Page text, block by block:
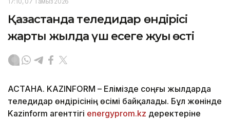
Қазақстанда теледидар өндірісі
жарты жылда үш есеге жуық өсті
АСТАНА. KAZINFORM – Елімізде соңғы жылдарда
теледидар өндірісінің өсімі байқалады. Бұл жөнінде
Kazinform агенттігі energyprom.kz деректеріне